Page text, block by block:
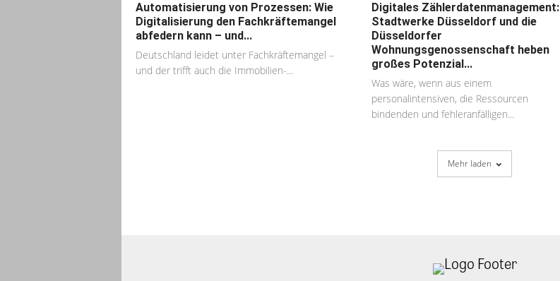
Automatisierung von Prozessen: Wie
Digitalisierung den Fachkräftemangel
abfedern kann – und...
Deutschland leidet unter Fachkräftemangel –
und der trifft auch die Immobilien-...
Digitales Zählerdatenmanagement:
Stadtwerke Düsseldorf und die
Düsseldorfer
Wohnungsgenossenschaft heben
großes Potenzial...
Was wäre, wenn aus einem
personalintensiven, die Ressourcen
bindenden und fehleranfälligen...
Mehr laden